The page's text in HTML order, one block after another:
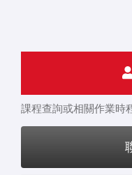
課程查詢或相關作業時